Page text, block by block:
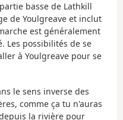
basse de Lathkill
de Youlgreave et inclut
est généralement
Les possibilités de se
à Youlgreave pour se
le sens inverse des
comme ça tu n'auras
la rivière pour